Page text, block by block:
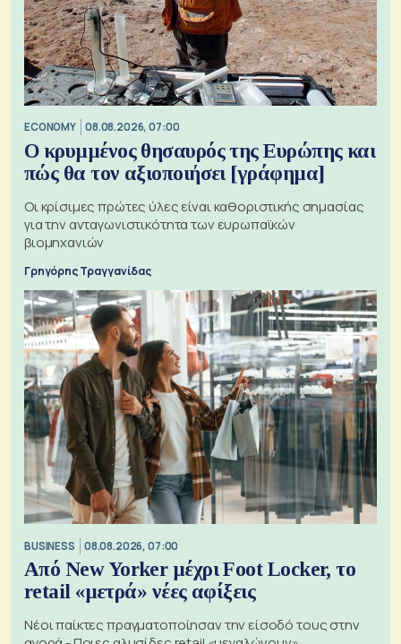
ECONOMY 08.08.2026, 07:00
Ο κρυμμένος θησαυρός της Ευρώπης και
πώς θα τον αξιοποιήσει [γράφημα]
Οι κρίσιμες πρώτες ύλες είναι καθοριστικής σημασίας
για την ανταγωνιστικότητα των ευρωπαϊκών
βιομηχανιών
Γρηγόρης Τραγγανίδας
BUSINESS 08.08.2026, 07:00
Από New Yorker μέχρι Foot Locker, το
retail «μετρά» νέες αφίξεις
Νέοι παίκτες πραγματοποίησαν την είσοδό τους στην